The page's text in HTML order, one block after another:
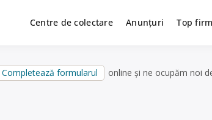
Centre de colectare Anunțuri Top
Completează formularul online și ne ocupăm noi